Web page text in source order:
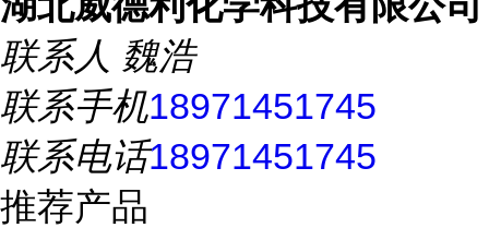
联系人 魏浩
联系手机18971451745
联系电话18971451745
推荐产品